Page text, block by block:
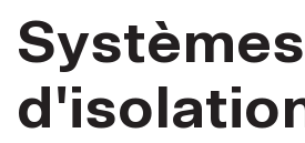
Systèmes